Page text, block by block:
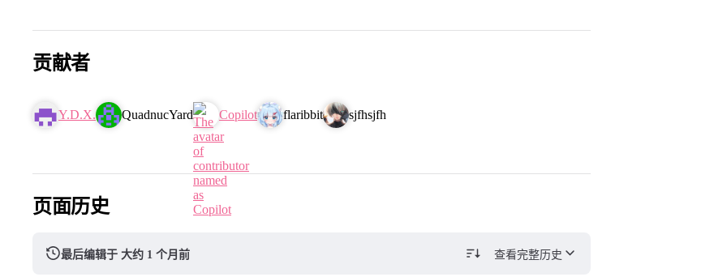
贡献者
Y.D.X. QuadnucYard Copilot flaribbit sjfhsjfh
页面历史
最后编辑于 大约 1 个月前 查看完整历史